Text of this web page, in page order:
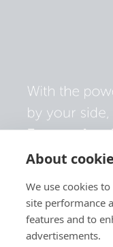
About
We use cookies
site performance
features and to
advertisements.